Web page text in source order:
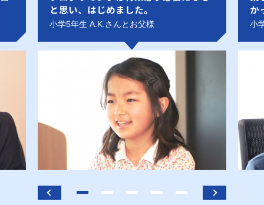
と思い、はじめました。
小学5年生 A.K.さんとお父様
か
小